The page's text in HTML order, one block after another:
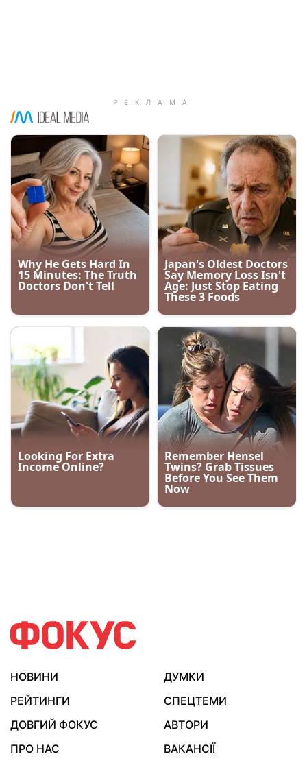
НОВИНИ
ДУМКИ
РЕЙТИНГИ
СПЕЦТЕМИ
ДОВГИЙ ФОКУС
АВТОРИ
ПРО НАС
ВАКАНСІЇ